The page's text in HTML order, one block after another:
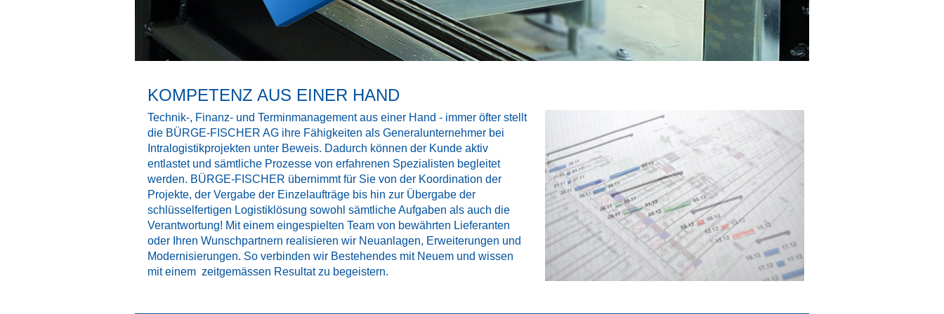
KOMPETENZ AUS EINER HAND
Technik-, Finanz- und Terminmanagement aus einer Hand - immer öfter stellt
die BÜRGE-FISCHER AG ihre Fähigkeiten als Generalunternehmer bei
Intralogistikprojekten unter Beweis. Dadurch können der Kunde aktiv
entlastet und sämtliche Prozesse von erfahrenen Spezialisten begleitet
werden. BÜRGE-FISCHER übernimmt für Sie von der Koordination der
Projekte, der Vergabe der Einzelaufträge bis hin zur Übergabe der
schlüsselfertigen Logistiklösung sowohl sämtliche Aufgaben als auch die
Verantwortung! Mit einem eingespielten Team von bewährten Lieferanten
oder Ihren Wunschpartnern realisieren wir Neuanlagen, Erweiterungen und
Modernisierungen. So verbinden wir Bestehendes mit Neuem und wissen
mit einem zeitgemässen Resultat zu begeistern.